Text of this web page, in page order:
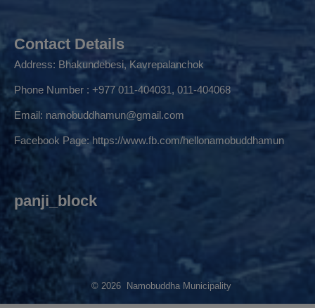
Contact Details
Address: Bhakundebesi, Kavrepalanchok
Phone Number : +977 011-404031, 011-404068
Email: namobuddhamun@gmail.com
Facebook Page:https://www.fb.com/hellonamobuddhamun
panji_block
© 2026 Namobuddha Municipality